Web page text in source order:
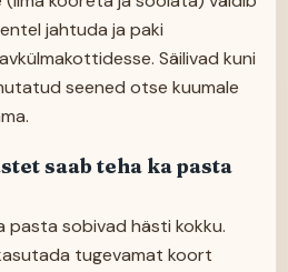
jahtuda ja paki
Säilivad kuni
seened otse kuumale
saab teha ka pasta
pasta sobivad hästi kokku.
tugevamat koort